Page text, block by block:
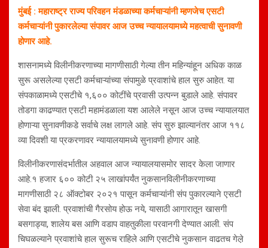
मुंबई : महाराष्ट्र राज्य परिवहन मंडळाच्या कर्मचाऱ्यांनी म्हणजेच एसटी
कर्मचाऱ्यांनी पुकारलेल्या संपावर आज उच्च न्यायालयामध्ये महत्वाची सुनावणी
होणार आहे.
शासनामध्ये विलीनीकरणाच्या मागणीसाठी गेल्या तीन महिन्यांहून अधिक काळ
सुरू असलेल्या एसटी कर्मचाऱ्यांच्या संपामुळे प्रवाशांचे हाल सुरु आहेत. या
संपकाळामध्ये एसटीचे १,६०० कोटींचे प्रवासी उत्पन्न बुडाले आहे. संपावर
तोडगा काढण्यात एसटी महामंडळाला यश आलेले नसून आज उच्च न्यायालयात
होणाऱ्या सुनावणीकडे सर्वाचे लक्ष लागले आहे. संप सुरु झाल्यानंतर आज ११८
व्या दिवशी या प्रकरणावर न्यायालयामध्ये सुनावणी होणार आहे.
विलीनीकरणासंदर्भातील अहवाल आज न्यायालयासमोर सादर केला जाणार
आहे.१ हजार ६०० कोटी २५ लाखांपर्यंत नुकसानविलीनीकरणाच्या
मागणीसाठी २८ ऑक्टोबर २०२१ पासून कर्मचाऱ्यांनी संप पुकारल्याने एसटी
सेवा बंद झाली. प्रवाशांची गैरसोय होऊ नये, यासाठी आगारातून खासगी
बसगाड्या, शालेय बस आणि वडाप वाहतुकीला परवानगी देण्यात आली. संप
चिघळल्याने प्रवाशांचे हाल सुरूच राहिले आणि एसटीचे नुकसान वाढतच गेल़े